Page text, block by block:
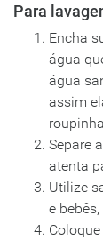
Para
Encha
água
água
assim
Separe
atenta
Utilize
e